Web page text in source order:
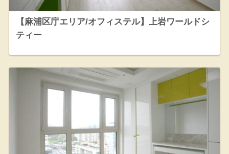
【麻浦区庁エリア/オフィステル】上岩ワールドシ
ティー